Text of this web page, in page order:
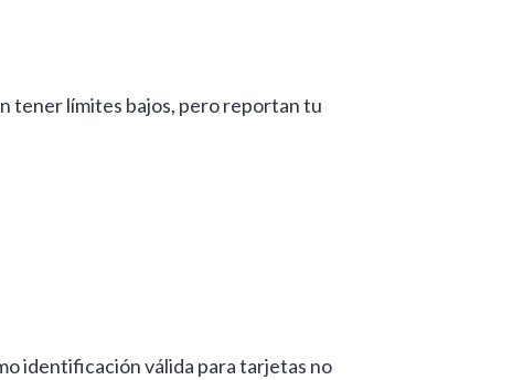
tener límites bajos, pero reportan tu
identificación válida para tarjetas no